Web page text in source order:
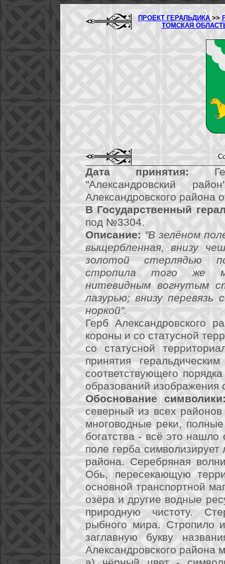
ПРОЕКТ ГЕРАЛЬДИКА >>
ТОМСКАЯ
Дата принятия:
"Александровский
Александровского района
В Государственный
под №3304.
Описание: "В зелёном
выщербленная, внизу
золотой стерлядью
стропила того же
нитевидным вогнутым
лазурью; внизу
норкой".
Герб Александровского
короны и со статусной
со статусной
принятия
соответствующего
образований изображения
Обоснование
северный из всех
многоводные реки,
богатства - всё это
поле герба символизирует
района. Серебряная
Обь, пересекающую
основной транспортной
озёра и другие водные
природную чистоту.
рыбного мира. Стропило
заглавную букву
Александровского района